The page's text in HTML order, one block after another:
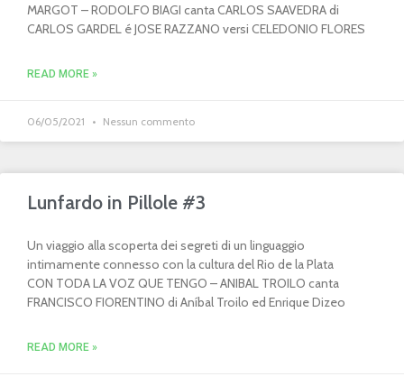
MARGOT – RODOLFO BIAGI canta CARLOS SAAVEDRA di
CARLOS GARDEL é JOSE RAZZANO versi CELEDONIO FLORES
READ MORE »
06/05/2021 Nessun commento
Lunfardo in Pillole #3
Un viaggio alla scoperta dei segreti di un linguaggio
intimamente connesso con la cultura del Rio de la Plata
CON TODA LA VOZ QUE TENGO – ANIBAL TROILO canta
FRANCISCO FIORENTINO di Aníbal Troilo ed Enrique Dizeo
READ MORE »